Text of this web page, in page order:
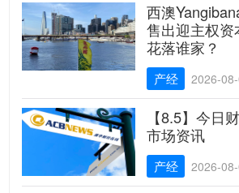
西澳
售出迎主权
花落谁家？
产经 2026-
【8.5】今日
市场资讯
产经 2026-